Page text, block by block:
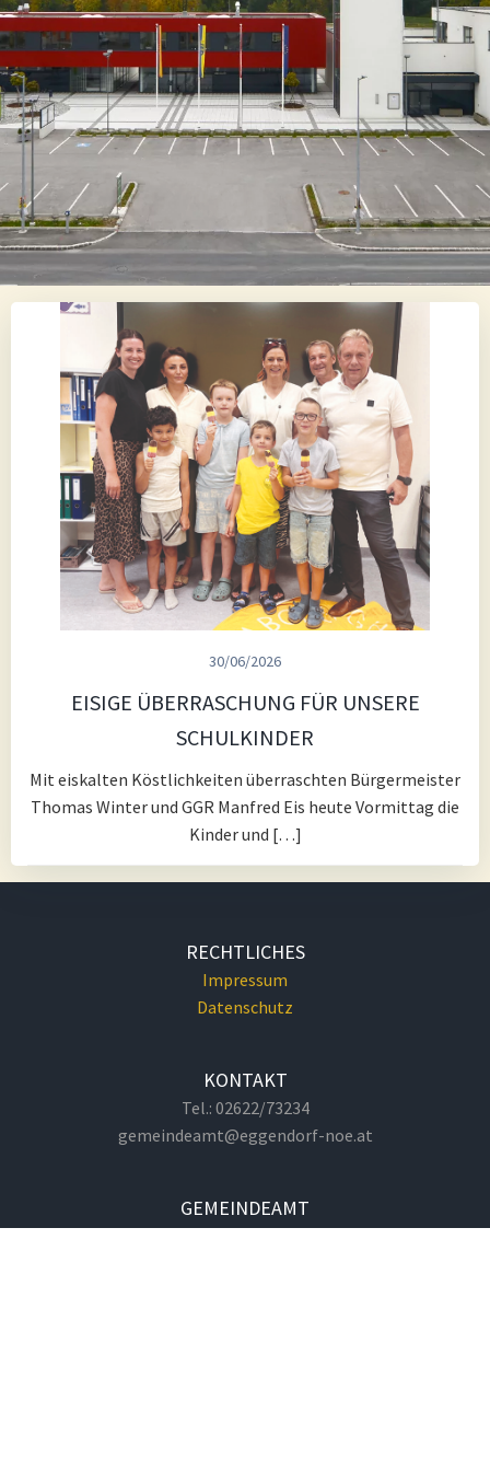
30/06/2026
EISIGE ÜBERRASCHUNG FÜR UNSERE
SCHULKINDER
Mit eiskalten Köstlichkeiten überraschten Bürgermeister
Thomas Winter und GGR Manfred Eis heute Vormittag die
Kinder und […]
RECHTLICHES
Impressum
Datenschutz
KONTAKT
Tel.: 02622/73234
gemeindeamt@eggendorf-noe.at
GEMEINDEAMT
Hauptplatz 1